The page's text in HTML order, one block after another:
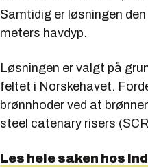
Samtidig er løsningen
meters havdyp.
Løsningen er valgt på
feltet i Norskehavet.
brønnhoder ved at
steel catenary risers
Les hele saken hos